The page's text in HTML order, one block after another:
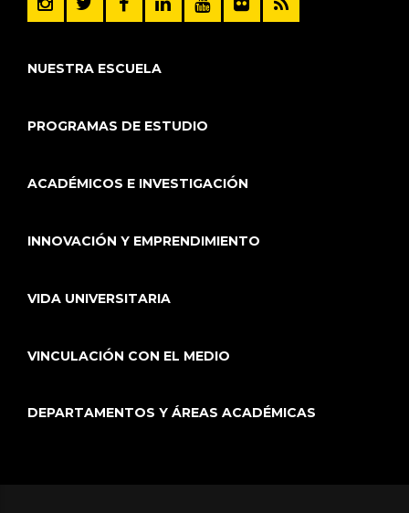
NUESTRA ESCUELA
PROGRAMAS DE ESTUDIO
ACADÉMICOS E INVESTIGACIÓN
INNOVACIÓN Y EMPRENDIMIENTO
VIDA UNIVERSITARIA
VINCULACIÓN CON EL MEDIO
DEPARTAMENTOS Y ÁREAS ACADÉMICAS